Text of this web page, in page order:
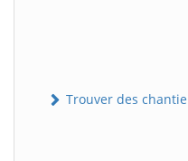
Trouver des